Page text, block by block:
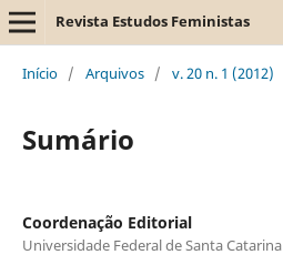
Revista Estudos Feministas
Início / Arquivos / v. 20 n. 1 (2012)
Sumário
Coordenação Editorial
Universidade Federal de Santa Catarina